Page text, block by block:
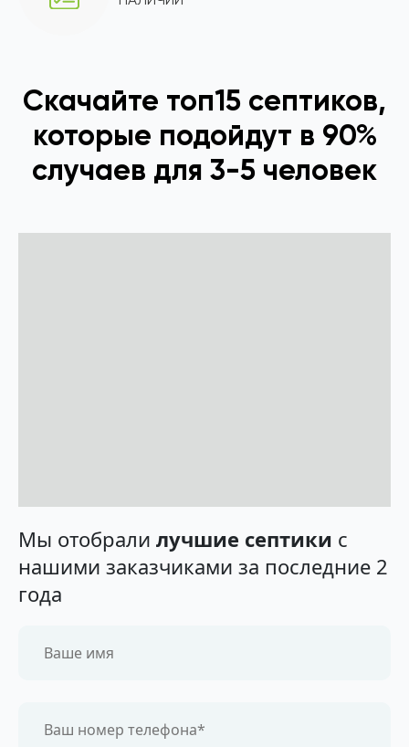
Скачайте топ15 септиков,
которые подойдут в 90%
случаев для 3-5 человек
Мы отобрали лучшие септики с
нашими заказчиками за последние 2
года